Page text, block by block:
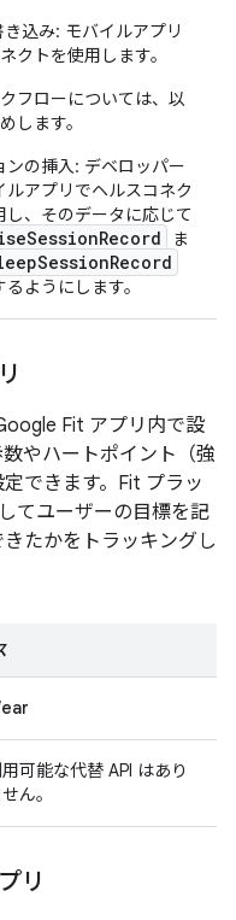
込み: モバイルアプリ
クトを使用します。
フローについては、以
します。
ンの挿入: デベロッパー
ルアプリでヘルスコネク
し、そのデータに応じて
ま
ようにします。
Fit アプリ内で設
やハートポイント（強
できます。Fit プラッ
てユーザーの目標を記
たかをトラッキングし
可能な代替 API はあり
ん。
リ